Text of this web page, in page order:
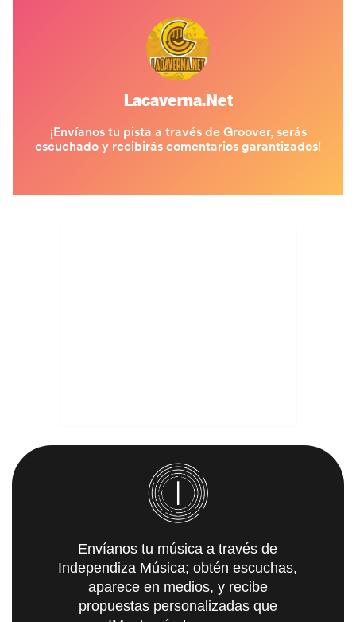
Envíanos tu música a través de
Independiza Música; obtén escuchas,
aparece en medios, y recibe
propuestas personalizadas que